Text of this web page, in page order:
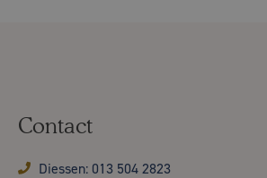
Contact
Diessen: 013 504 2823